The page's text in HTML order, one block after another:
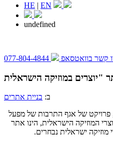
HE | EN
undefined
קשר בוואטסאפ 077-804-4844
ב: בניית אתרים
פרויקט של אגף התרבות של מפעל
המוזיקה הישראלית, הינו אתר
מוזיקה ישראלית נבחרים.